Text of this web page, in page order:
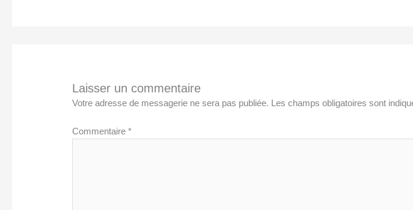
Laisser un commentaire
Votre adresse de messagerie ne sera pas publiée. Les champs obligatoires sont
Commentaire*